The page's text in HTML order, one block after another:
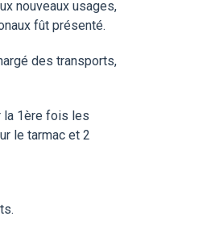
nouveaux usages,
fût présenté.
des transports,
la 1ère fois les
le tarmac et 2